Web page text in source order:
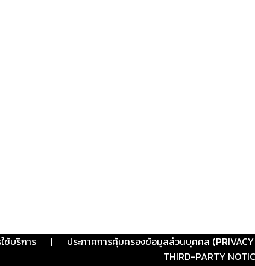
ช้บริการ | ประกาศการคุ้มครองข้อมูลส่วนบุคคล (PRIVACY
THIRD-PARTY